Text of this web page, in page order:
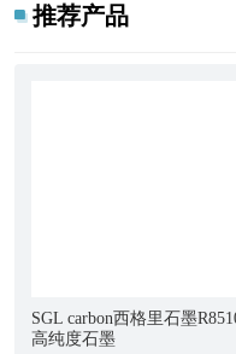
重量轻,密度低
优秀的电阻率
推荐产品
SGL carbon西格里石墨
高纯度石墨